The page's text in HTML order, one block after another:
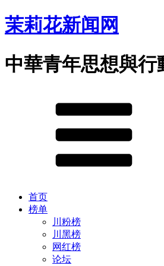
茉莉花新闻网
中華青年思想與行
首页
榜单
川粉榜
川黑榜
网红榜
论坛